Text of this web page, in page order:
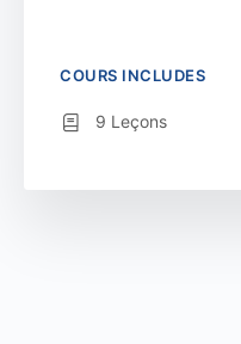
COURS INCLUDES
9 Leçons